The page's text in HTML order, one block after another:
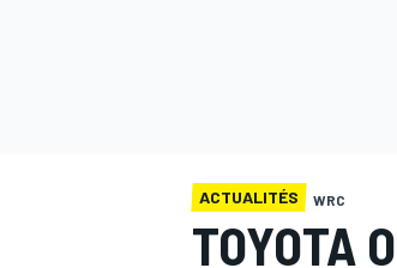
ACTUALITÉS WRC
TOYOTA